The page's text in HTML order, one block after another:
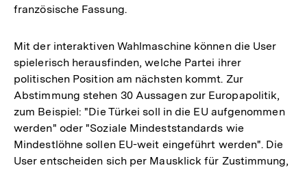
französische Fassung.
Mit der interaktiven Wahlmaschine können die User
spielerisch herausfinden, welche Partei ihrer
politischen Position am nächsten kommt. Zur
Abstimmung stehen 30 Aussagen zur Europapolitik,
zum Beispiel: "Die Türkei soll in die EU aufgenommen
werden" oder "Soziale Mindeststandards wie
Mindestlöhne sollen EU-weit eingeführt werden". Die
User entscheiden sich per Mausklick für Zustimmung,